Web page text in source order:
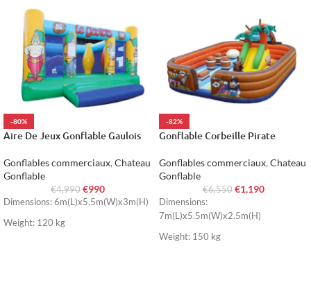
-80%
Aire De Jeux Gonflable Gaulois
Gonflables commerciaux, Chateau
Gonflable
€4,990 €990
Dimensions: 6m(L)x5.5m(W)x3m(H)
Weight: 120 kg
-82%
Gonflable Corbeille Pirate
Gonflables commerciaux, Chateau
Gonflable
€6,550 €1,190
Dimensions:
7m(L)x5.5m(W)x2.5m(H)
Weight: 150 kg